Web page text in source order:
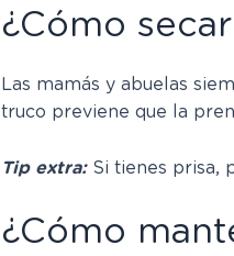
¿Cómo
Las mamás y abuelas
truco previene que la
Tip extra: Si tienes prisa,
¿Cómo